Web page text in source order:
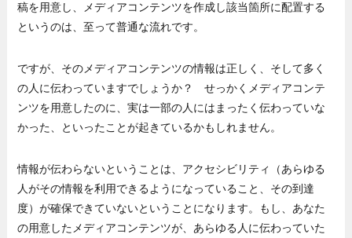
稿を用意し、メディアコンテンツを作成し該当箇所に配置する
というのは、至って普通な流れです。
ですが、そのメディアコンテンツの情報は正しく、そして多く
の人に伝わっていますでしょうか？ せっかくメディアコンテ
ンツを用意したのに、実は一部の人にはまったく伝わっていな
かった、といったことが起きているかもしれません。
情報が伝わらないということは、アクセシビリティ（あらゆる
人がその情報を利用できるようになっていること、その到達
度）が確保できていないということになります。もし、あなた
の用意したメディアコンテンツが、あらゆる人に伝わっていた